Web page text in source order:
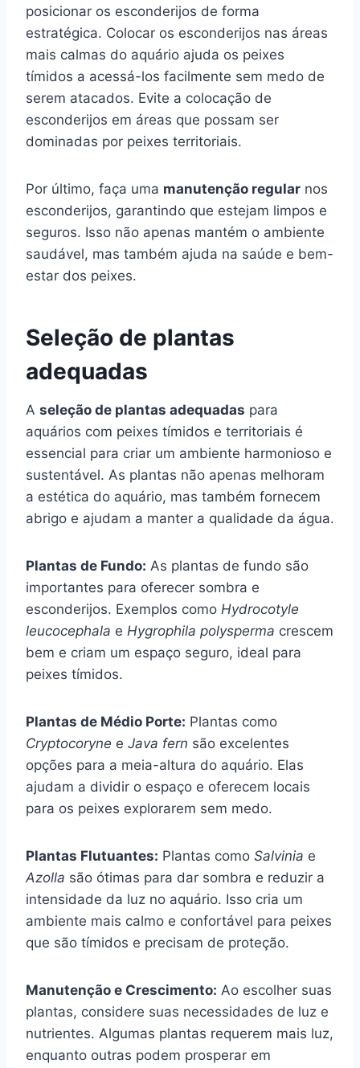
posicionar os esconderijos de forma
estratégica. Colocar os esconderijos nas áreas
mais calmas do aquário ajuda os peixes
tímidos a acessá-los facilmente sem medo de
serem atacados. Evite a colocação de
esconderijos em áreas que possam ser
dominadas por peixes territoriais.
Por último, faça uma manutenção regular nos
esconderijos, garantindo que estejam limpos e
seguros. Isso não apenas mantém o ambiente
saudável, mas também ajuda na saúde e bem-
estar dos peixes.
Seleção de plantas
adequadas
A seleção de plantas adequadas para
aquários com peixes tímidos e territoriais é
essencial para criar um ambiente harmonioso e
sustentável. As plantas não apenas melhoram
a estética do aquário, mas também fornecem
abrigo e ajudam a manter a qualidade da água.
Plantas de Fundo: As plantas de fundo são
importantes para oferecer sombra e
esconderijos. Exemplos como Hydrocotyle
leucocephala e Hygrophila polysperma crescem
bem e criam um espaço seguro, ideal para
peixes tímidos.
Plantas de Médio Porte: Plantas como
Cryptocoryne e Java fern são excelentes
opções para a meia-altura do aquário. Elas
ajudam a dividir o espaço e oferecem locais
para os peixes explorarem sem medo.
Plantas Flutuantes: Plantas como Salvinia e
Azolla são ótimas para dar sombra e reduzir a
intensidade da luz no aquário. Isso cria um
ambiente mais calmo e confortável para peixes
que são tímidos e precisam de proteção.
Manutenção e Crescimento: Ao escolher suas
plantas, considere suas necessidades de luz e
nutrientes. Algumas plantas requerem mais luz,
enquanto outras podem prosperar em